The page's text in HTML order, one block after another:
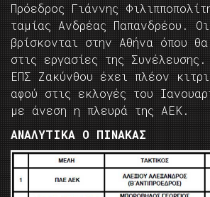
Πρόεδρος Γιάννης
ταμίας Ανδρέας Παπανδρέου.
βρίσκονται στην Αθήνα όπου
στις εργασίες της
ΕΠΣ Ζακύνθου έχει πλέον
αφού στις εκλογές του
με άνεση η πλευρά της ΑΕΚ.
ΑΝΑΛΥΤΙΚΑ Ο ΠΙΝΑΚΑΣ